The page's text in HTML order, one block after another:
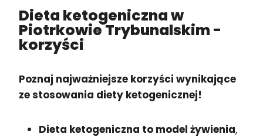
Dieta ketogeniczna w
Piotrkowie Trybunalskim -
korzyści
Poznaj najważniejsze korzyści wynikające
ze stosowania diety ketogenicznej!
Dieta ketogeniczna to model żywienia,